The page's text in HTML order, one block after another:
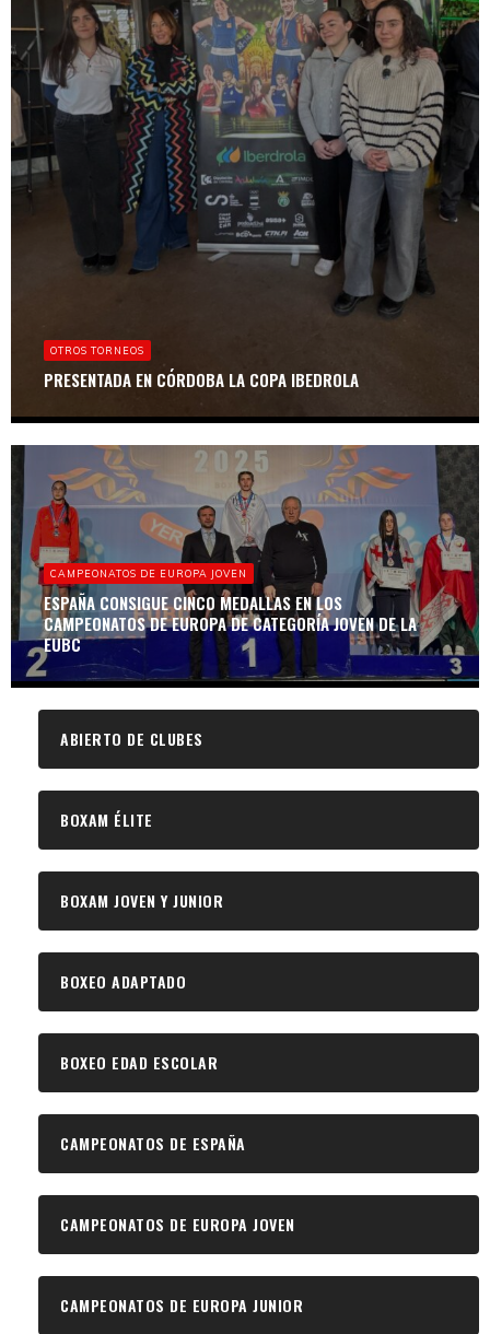
OTROS TORNEOS
PRESENTADA EN CÓRDOBA LA COPA IBEDROLA
CAMPEONATOS DE EUROPA JOVEN
ESPAÑA CONSIGUE CINCO MEDALLAS EN LOS
CAMPEONATOS DE EUROPA DE CATEGORÍA JOVEN DE LA
EUBC
ABIERTO DE CLUBES
BOXAM ÉLITE
BOXAM JOVEN Y JUNIOR
BOXEO ADAPTADO
BOXEO EDAD ESCOLAR
CAMPEONATOS DE ESPAÑA
CAMPEONATOS DE EUROPA JOVEN
CAMPEONATOS DE EUROPA JUNIOR